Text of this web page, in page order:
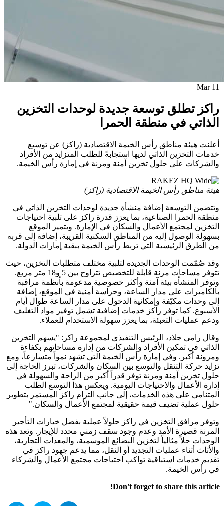
11
Mar
راكز تطلق توسعة جديدة لوحدات التخزين
الذاتي في منطقة الحمرا
أعلنت هيئة مناطق رأس الخيمة الاقتصادية (راكز) عن توسيع
خدمات التخزين الذاتي لديها استجابةً للطلب المتزايد من الأفراد
والشركات على حلول تخزين آمنة ومرنة في إمارة رأس الخيمة.
هيئة مناطق رأس الخيمة الاقتصادية (راكز)
وتتضمن التوسعة إضافة منشأة جديدة لوحدات التخزين الذاتي في
منطقة الحمرا الصناعية، بما يعزز قدرة راكز على تلبية احتياجات
التخزين لمجتمع الأعمال والسكان في الإمارة. ويتميز الموقع
بسهولة الوصول إليه من المناطق السكنية القريبة، إضافة إلى قربه
من الطرق الرئيسية التي تربط رأس الخيمة ببقية إمارات الدولة.
وقد صُمّمت الوحدات الجديدة لتلبية مختلف متطلبات التخزين، حيث
تتوفر مساحات مرنة قابلة للتخصيص تتراوح بين 5 و18 متر مربع.
وتوفر المنشأة بيئة آمنة وأكثر خصوصية مدعومة بأنظمة مراقبة
بالكاميرات على مدار الساعة، وحراسة أمنية في الموقع، إضافة
إلى وحدات مكيّفة وإمكانية الدخول على مدار الساعة طوال أيام
الأسبوع. كما توفر راكز خدمات إضافية تشمل توفير مواد التغليف
ودعم عمليات التعبئة، بما يعزز سهولة الاستخدام للعملاء.
وقال رامي جلاد، الرئيس التنفيذي لمجموعة راكز: "يسهم التخزين
الذاتي في تمكين الأفراد والشركات من إدارة مساحاتهم بكفاءة
ومرونة أكبر. وفي إمارة رأس الخيمة التي تشهد نمواً متسارعاً، ومع
تزايد حركة التنقل والتوسع بين السكان والشركات، تبرز الحاجة إلى
حلول تخزين آمنة ومرنة توفر قدراً أكبر من الراحة والسهولة في
إدارة الأعمال والاحتياجات اليومية. ويعكس هذا التوسع الطلب
المتنامي على هذه الخدمات، إلى جانب التزام راكز المستمر بتطوير
حلول عملية تضيف قيمة حقيقية لمجتمع الأعمال والسكان."
وتوفر مرافق التخزين في راكز حلولاً عملية بفضل خيارات التأجير
المرنة قصيرة الأمد وعدم وجود سقف زمني محدد للإيجار. وتعد هذه
الوحدات حلاً مثالياً لتخزين البضائع الموسمية، والمعدات التجارية،
والأثاث أثناء عمليات التجديد أو النقل، مما يدعم جهود راكز في
تقديم خدمات استباقية تواكب احتياجات مجتمع الأعمال والشركاء
في رأس الخيمة.
Don't forget to share this article!